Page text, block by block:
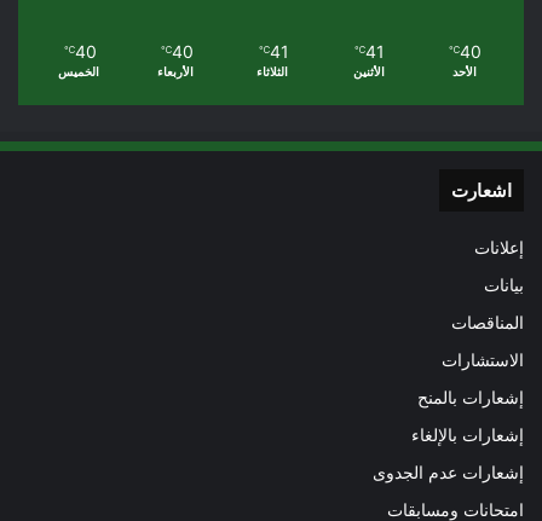
40
℃
الأحد
41
℃
الأثنين
41
℃
الثلاثاء
40
℃
الأربعاء
40
℃
الخميس
اشعارت
إعلانات
بيانات
المناقصات
الاستشارات
إشعارات بالمنح
إشعارات بالإلغاء
إشعارات عدم الجدوى
امتحانات ومسابقات